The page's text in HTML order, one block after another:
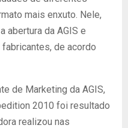
mais enxuto. Nele,
abertura da AGIS e
de acordo
de Marketing da AGIS,
2010 foi resultado
realizou nas